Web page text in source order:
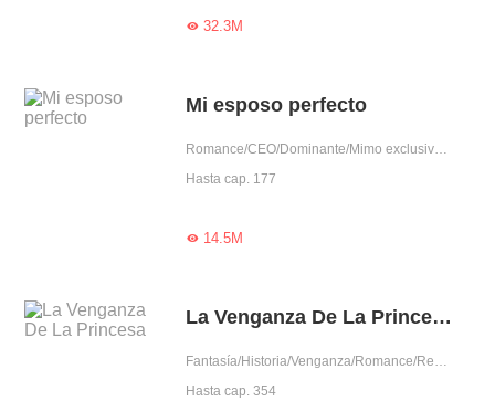
32.3M
Mi esposo perfecto
Romance/CEO/Dominante/Mimo exclusivo/Predestinado/Posesivo/Amor agridulce/Arrogante/Intrigante/Princesa pobre/Amor de la infancia/Mandona
Hasta cap. 177
14.5M
La Venganza De La Princesa
Fantasía/Historia/Venganza/Romance/Renacimiento/Auto superación/Intrigante/Mujer poderosa/Príncipe
Hasta cap. 354